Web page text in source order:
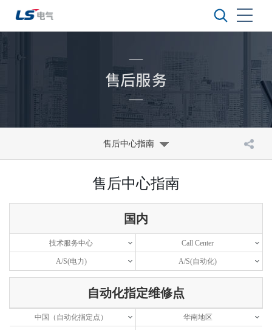
售后中心指南
售后中心指南
国内
技术服务中心 Call Center
A/S(电力) A/S(自动化)
自动化指定维修点
中国（自动化指定点） 华南地区